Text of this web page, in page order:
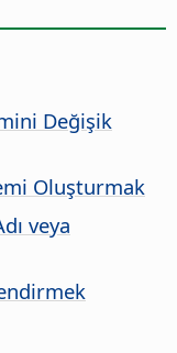
Değişik
Oluşturmak
veya